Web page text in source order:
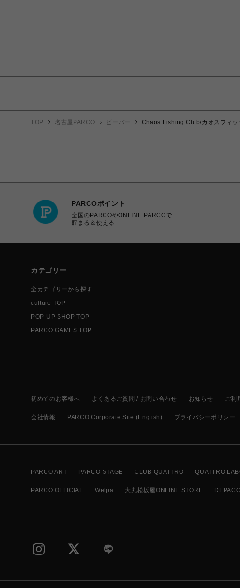
TOP 名古屋PARCO ビーバー Chaos Fishing Club/カオスフィ
PARCOポイント
全国のPARCOやONLINE PARCOで
貯まる＆使える
カテゴリー
全カテゴリーから探す
culture TOP
POP-UP SHOP TOP
PARCO GAMES TOP
初めてのお客様へ よくあるご質問 / お問い合わせ お知らせ ご利
会社情報 PARCO Corporate Site (English) プライバシーポリシー
PARCO ART PARCO STAGE CLUB QUATTRO QUATTRO
PARCO OFFICIAL Welpa 大丸松坂屋ONLINE STORE DEPACO